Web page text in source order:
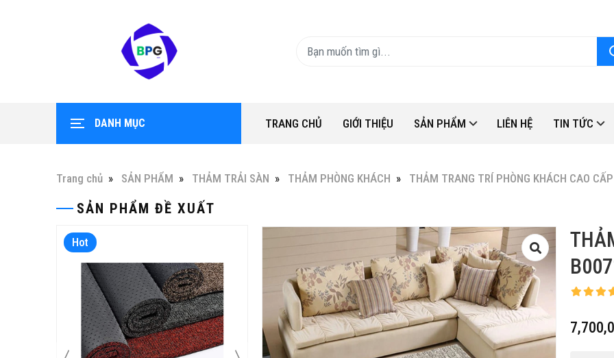
DANH MỤC TRANG CHỦ GIỚI THIỆU SẢN PHẨM LIÊN HỆ TIN TỨC
Trang chủ SẢN PHẨM THẢM TRẢI SÀN THẢM PHÒNG KHÁCH THẢM TRANG TRÍ PHÒNG KHÁCH CAO CẤP
SẢN PHẨM ĐỀ XUẤT